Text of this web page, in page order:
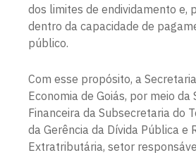
dos limites de endividamento e,
dentro da capacidade de
público.
Com esse propósito, a
Economia de Goiás, por meio
Financeira da Subsecretaria do
da Gerência da Dívida Pública e
Extratributária, setor